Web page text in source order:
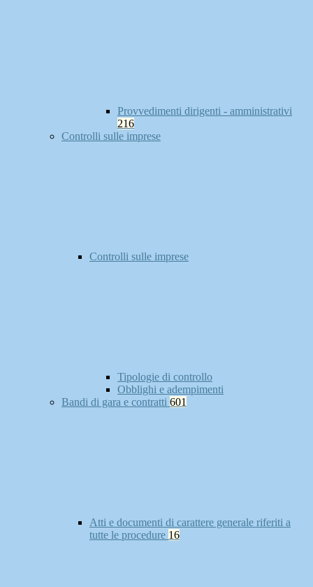
Provvedimenti dirigenti - amministrativi
216
Controlli sulle imprese
Controlli sulle imprese
Tipologie di controllo
Obblighi e adempimenti
Bandi di gara e contratti 601
Atti e documenti di carattere generale riferiti a
tutte le procedure 16